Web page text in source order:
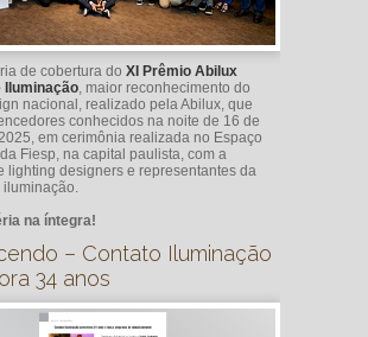
de cobertura do XI Prêmio Abilux
Iluminação, maior reconhecimento do
nacional, realizado pela Abilux, que
conhecidos na noite de 16 de
em cerimônia realizada no Espaço
Fiesp, na capital paulista, com a
lighting designers e representantes da
iluminação.
na íntegra!
– Contato Iluminação
34 anos